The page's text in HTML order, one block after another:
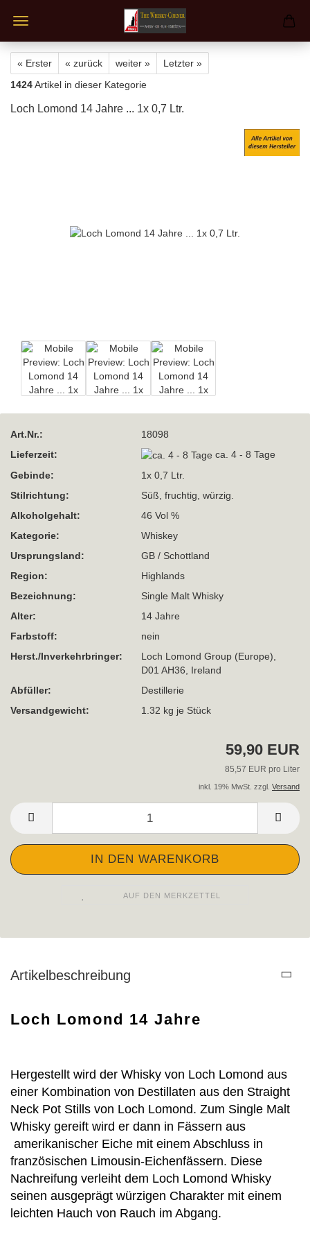
« Erster « zurück weiter »
Letzter »
1424Artikel in dieser Kategorie
Loch Lomond 14 Jahre ... 1x 0,7 Ltr.
Art.Nr.:
18098
Lieferzeit:
ca. 4 - 8 Tage
Gebinde:
1x 0,7 Ltr.
Stilrichtung:
Süß, fruchtig, würzig.
Alkoholgehalt:
46 Vol %
Kategorie:
Whiskey
Ursprungsland:
GB / Schottland
Region:
Highlands
Bezeichnung:
Single Malt Whisky
Alter:
14 Jahre
Farbstoff:
nein
Herst./Inverkehrbringer:
Loch Lomond Group (Europe),
D01 AH36, Ireland
Abfüller:
Destillerie
Versandgewicht:
1.32 kg je Stück
59,90 EUR
85,57 EUR pro Liter
inkl. 19% MwSt. zzgl. Versand
AUF DEN MERKZETTEL
Artikelbeschreibung
Loch Lomond 14 Jahre
Hergestellt wird der Whisky von Loch Lomond aus
einer Kombination von Destillaten aus den Straight
Neck Pot Stills von Loch Lomond. Zum Single Malt
Whisky gereift wird er dann in Fässern aus
amerikanischer Eiche mit einem Abschluss in
französischen Limousin-Eichenfässern. Diese
Nachreifung verleiht dem Loch Lomond Whisky
seinen ausgeprägt würzigen Charakter mit einem
leichten Hauch von Rauch im Abgang.